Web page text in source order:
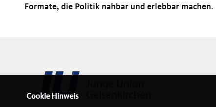
Formate, die Politik nahbar und erlebbar machen.
Cookie Hinweis